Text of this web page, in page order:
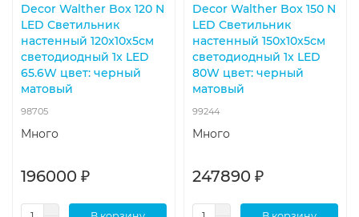
Decor Walther Box 120 N
LED Светильник
настенный 120x10x5см
светодиодный 1x LED
65.6W цвет: черный
матовый
98705
Много
196000 ₽
Decor Walther Box 150 N
LED Светильник
настенный 150x10x5см
светодиодный 1x LED
80W цвет: черный
матовый
99244
Много
247890 ₽